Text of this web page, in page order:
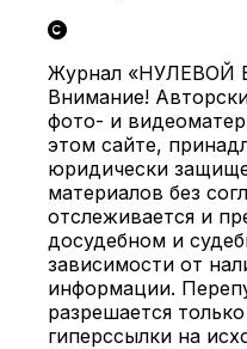
Журнал «НУЛЕВОЙ
Внимание!
фото- и
этом сайте,
юридически
материалов без
отслеживается и
досудебном и
зависимости от
информации.
разрешается
гиперссылки на